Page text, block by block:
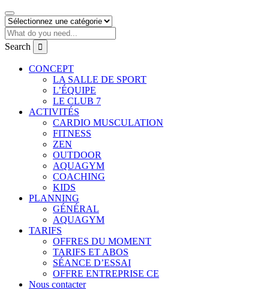
Search
CONCEPT
LA SALLE DE SPORT
L’ÉQUIPE
LE CLUB 7
ACTIVITÉS
CARDIO MUSCULATION
FITNESS
ZEN
OUTDOOR
AQUAGYM
COACHING
KIDS
PLANNING
GÉNÉRAL
AQUAGYM
TARIFS
OFFRES DU MOMENT
TARIFS ET ABOS
SÉANCE D’ESSAI
OFFRE ENTREPRISE CE
Nous contacter